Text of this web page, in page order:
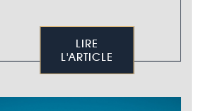
LIRE
L'ARTICLE